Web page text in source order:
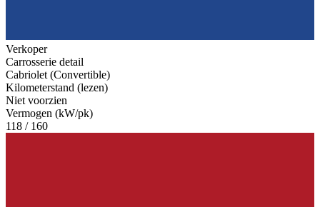
Verkoper
Carrosserie detail
Cabriolet (Convertible)
Kilometerstand (lezen)
Niet voorzien
Vermogen (kW/pk)
118 / 160